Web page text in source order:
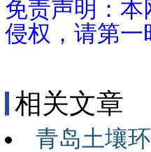
免责声明：
侵权，请第
相关文章
青岛土壤